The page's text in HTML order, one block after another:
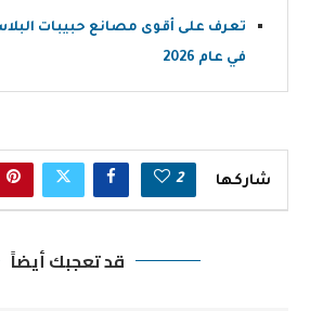
تعرف على أقوى مصانع حبيبات
في عام 2026
شاركها 2
قد تعجبك أيضاً